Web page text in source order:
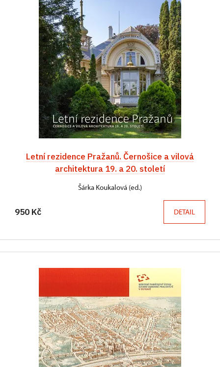
Letní rezidence Pražanů. Černošice a vilová
architektura 19. a 20. století
Šárka Koukalová (ed.)
950 Kč DETAIL